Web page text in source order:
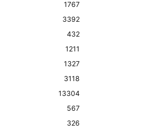
1767
3392
432
1211
1327
3118
13304
567
326